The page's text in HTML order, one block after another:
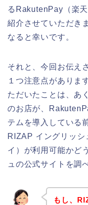
るRakutenPay（楽
紹介させていただき
なると幸いです。
それと、今回お伝え
１つ注意点がありま
ただいたことは、あ
のお店が、
テムを導入している
RIZAP イングリッ
イ）が利用可能かど
ュの公式サイトを調
もし、